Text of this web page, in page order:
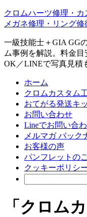
クロムハーツ修理・
メガネ修理・リング修
一級技能士＋GIA GG
ム事例を解説。料金
OK／LINEで写真見積
ホーム
クロムカスタム
おてがる発送キ
お問い合わせ
Lineでお問い合
メルマガ バック
お客様の声
パンフレットの
クッキーポリシ
「クロム